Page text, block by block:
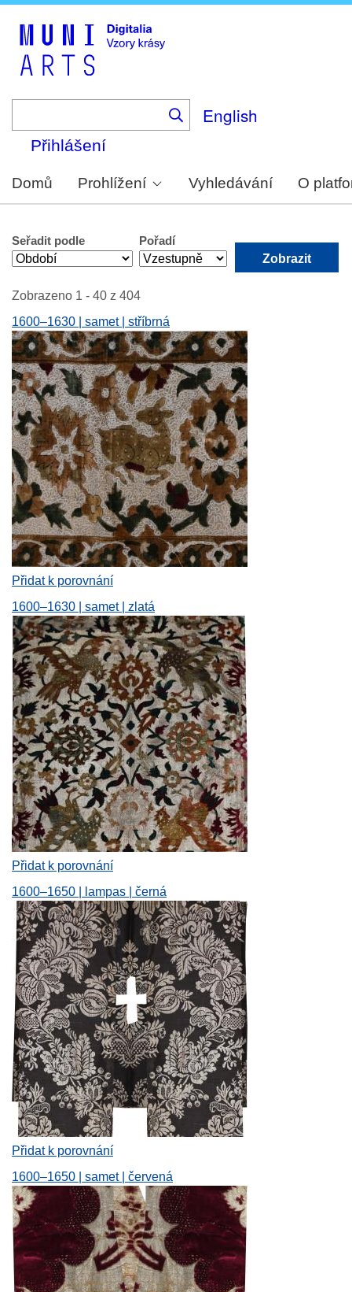
English
Přihlášení
Domů Prohlížení Vyhledávání O
Seřadit podle Pořadí
Zobrazeno 1 - 40 z 404
1600–1630 | samet | stříbrná
Přidat k porovnání
1600–1630 | samet | zlatá
Přidat k porovnání
1600–1650 | lampas | černá
Přidat k porovnání
1600–1650 | samet | červená